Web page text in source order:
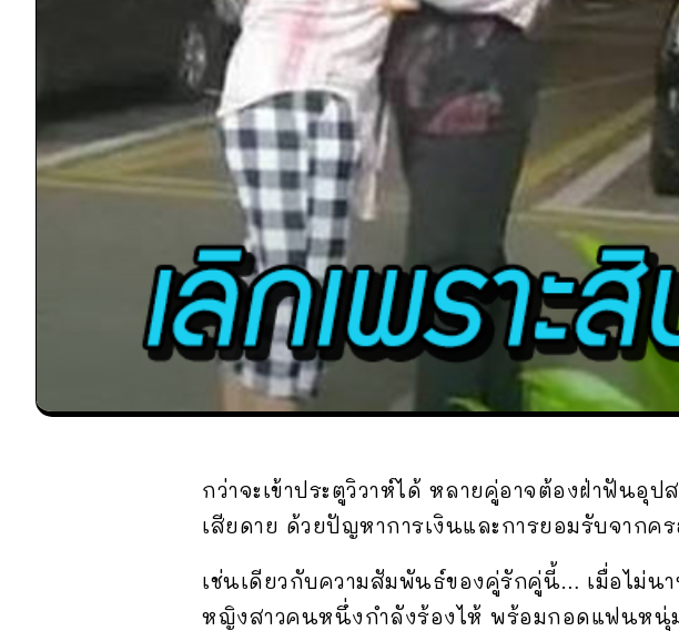
กว่าจะเข้าประตูวิวาห์ได้ หลายคู่อาจต้องฝ่าฟันอุ
เสียดาย ด้วยปัญหาการเงินและการยอมรับจากค
เช่นเดียวกับความสัมพันธ์ของคู่รักคู่นี้… เมื่อไม่
หญิงสาวคนหนึ่งกำลังร้องไห้ พร้อมกอดแฟนหนุ่